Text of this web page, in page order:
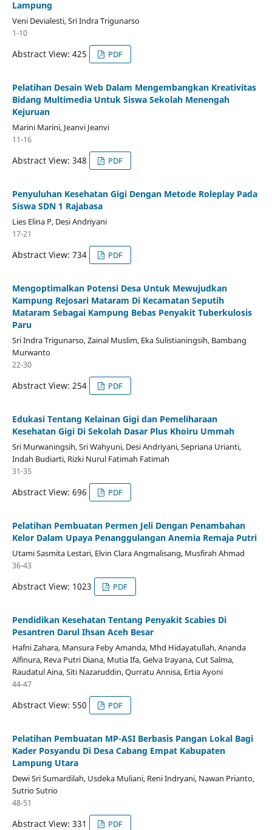
Lampung
Veni Devialesti, Sri Indra Trigunarso
1-10
Abstract View: 425 PDF
Pelatihan Desain Web Dalam Mengembangkan Kreativitas
Bidang Multimedia Untuk Siswa Sekolah Menengah
Kejuruan
Marini Marini, Jeanvi Jeanvi
11-16
Abstract View: 348 PDF
Penyuluhan Kesehatan Gigi Dengan Metode Roleplay Pada
Siswa SDN 1 Rajabasa
Lies Elina P, Desi Andriyani
17-21
Abstract View: 734 PDF
Mengoptimalkan Potensi Desa Untuk Mewujudkan
Kampung Rejosari Mataram Di Kecamatan Seputih
Mataram Sebagai Kampung Bebas Penyakit Tuberkulosis
Paru
Sri Indra Trigunarso, Zainal Muslim, Eka Sulistianingsih, Bambang
Murwanto
22-30
Abstract View: 254 PDF
Edukasi Tentang Kelainan Gigi dan Pemeliharaan
Kesehatan Gigi Di Sekolah Dasar Plus Khoiru Ummah
Sri Murwaningsih, Sri Wahyuni, Desi Andriyani, Sepriana Urianti,
Indah Budiarti, Rizki Nurul Fatimah Fatimah
31-35
Abstract View: 696 PDF
Pelatihan Pembuatan Permen Jeli Dengan Penambahan
Kelor Dalam Upaya Penanggulangan Anemia Remaja Putri
Utami Sasmita Lestari, Elvin Clara Angmalisang, Musfirah Ahmad
36-43
Abstract View: 1023 PDF
Pendidikan Kesehatan Tentang Penyakit Scabies Di
Pesantren Darul Ihsan Aceh Besar
Hafni Zahara, Mansura Feby Amanda, Mhd Hidayatullah, Ananda
Alfinura, Reva Putri Diana, Mutia Ifa, Gelva Irayana, Cut Salma,
Raudatul Aina, Siti Nazaruddin, Qurratu Annisa, Ertia Ayoni
44-47
Abstract View: 550 PDF
Pelatihan Pembuatan MP-ASI Berbasis Pangan Lokal Bagi
Kader Posyandu Di Desa Cabang Empat Kabupaten
Lampung Utara
Dewi Sri Sumardilah, Usdeka Muliani, Reni Indryani, Nawan Prianto,
Sutrio Sutrio
48-51
Abstract View: 331 PDF